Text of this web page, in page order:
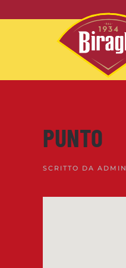
Skip to main content
PUNTO
SCRITTO DA ADMIN